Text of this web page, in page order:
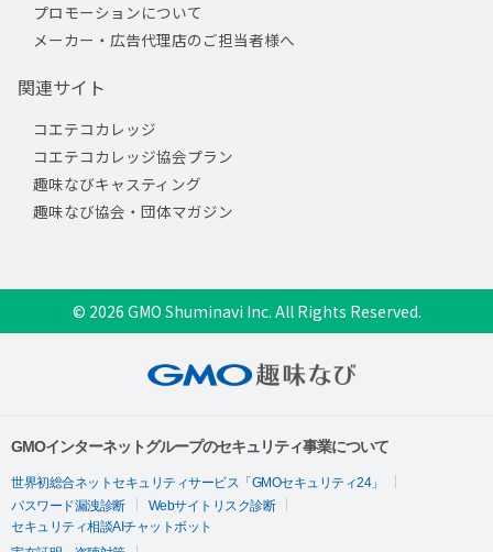
プロモーションについて
メーカー・広告代理店のご担当者様へ
関連サイト
コエテコカレッジ
コエテコカレッジ協会プラン
趣味なびキャスティング
趣味なび協会・団体マガジン
© 2026 GMO Shuminavi Inc. All Rights Reserved.